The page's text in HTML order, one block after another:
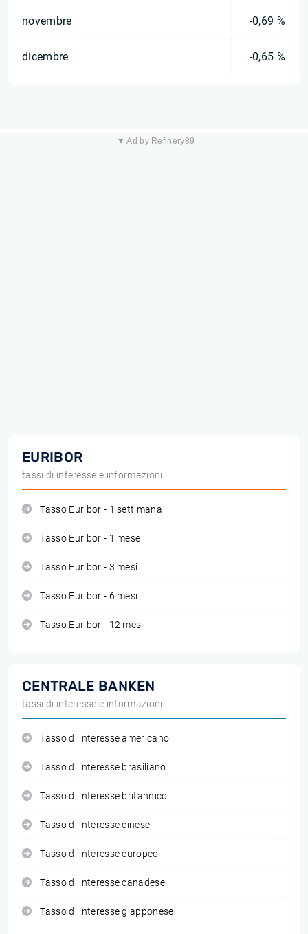
novembre -0,69 %
dicembre -0,65 %
▼ Ad by Refinery89
EURIBOR
tassi di interesse e informazioni
Tasso Euribor - 1 settimana
Tasso Euribor - 1 mese
Tasso Euribor - 3 mesi
Tasso Euribor - 6 mesi
Tasso Euribor - 12 mesi
CENTRALE BANKEN
tassi di interesse e informazioni
Tasso di interesse americano
Tasso di interesse brasiliano
Tasso di interesse britannico
Tasso di interesse cinese
Tasso di interesse europeo
Tasso di interesse canadese
Tasso di interesse giapponese